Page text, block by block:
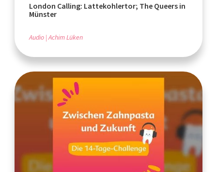
London Calling: Lattekohlertor; The Queers in
Münster
Audio Achim Lüken